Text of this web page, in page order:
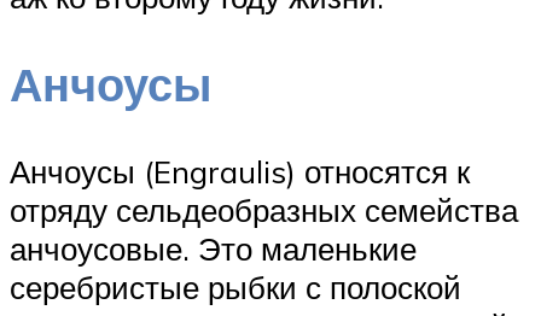
Анчоусы
Анчоусы (Engraulis) относятся к
отряду сельдеобразных семейства
анчоусовые. Это маленькие
серебристые рыбки с полоской